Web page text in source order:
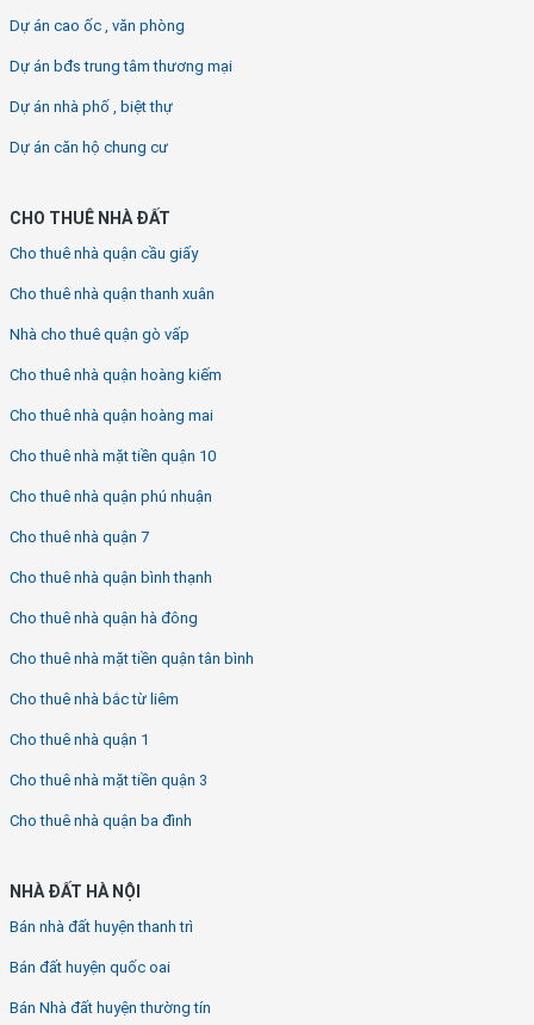
Dự án cao ốc , văn phòng
Dự án bđs trung tâm thương mại
Dự án nhà phố , biệt thự
Dự án căn hộ chung cư
CHO THUÊ NHÀ ĐẤT
Cho thuê nhà quận cầu giấy
Cho thuê nhà quận thanh xuân
Nhà cho thuê quận gò vấp
Cho thuê nhà quận hoàng kiếm
Cho thuê nhà quận hoàng mai
Cho thuê nhà mặt tiền quận 10
Cho thuê nhà quận phú nhuận
Cho thuê nhà quận 7
Cho thuê nhà quận bình thạnh
Cho thuê nhà quận hà đông
Cho thuê nhà mặt tiền quận tân bình
Cho thuê nhà bắc từ liêm
Cho thuê nhà quận 1
Cho thuê nhà mặt tiền quận 3
Cho thuê nhà quận ba đình
NHÀ ĐẤT HÀ NỘI
Bán nhà đất huyện thanh trì
Bán đất huyện quốc oai
Bán Nhà đất huyện thường tín